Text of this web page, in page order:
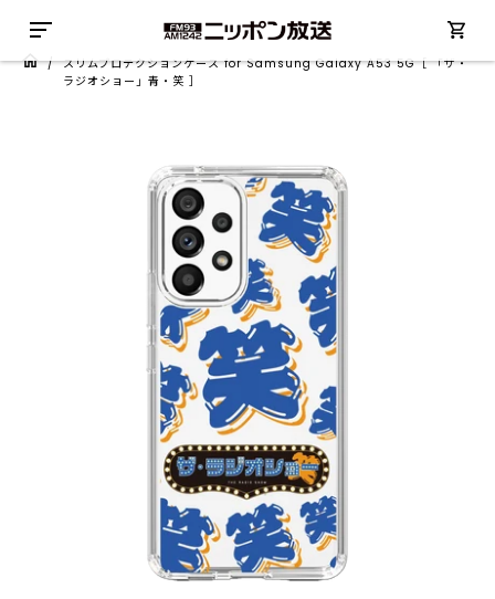
/スリムプロテクションケース for Samsung Galaxy A53 5G［ 「ザ・
ラジオショー」青・笑 ］